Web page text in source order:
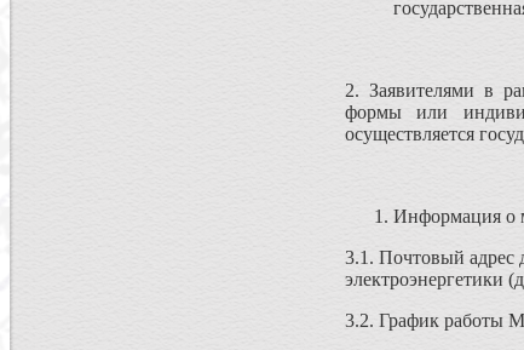
2. Заявителями в
формы или
осуществляется
Информация о
3.1. Почтовый адрес
электроэнергетики
3.2. График работы